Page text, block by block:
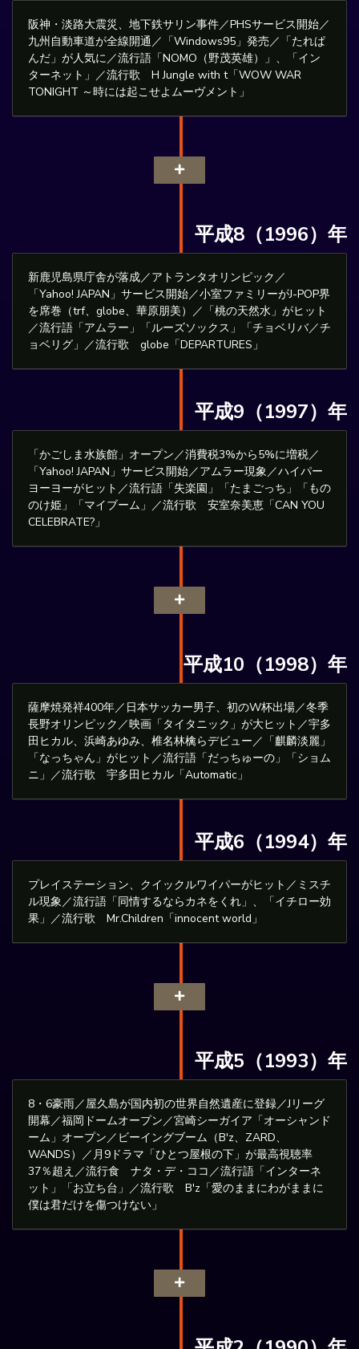
阪神・淡路大震災、地下鉄サリン事件／PHSサービス開始／
九州自動車道が全線開通／「Windows95」発売／「たれぱ
んだ」が人気に／流行語「NOMO（野茂英雄）」、「イン
ターネット」／流行歌 H Jungle with t「WOW WAR
TONIGHT ～時には起こせよムーヴメント」
平成8（1996）年
新鹿児島県庁舎が落成／アトランタオリンピック／
「Yahoo! JAPAN」サービス開始／小室ファミリーがJ-POP界
を席巻（trf、globe、華原朋美）／「桃の天然水」がヒット
／流行語「アムラー」「ルーズソックス」「チョベリバ／チ
ョベリグ」／流行歌 globe「DEPARTURES」
平成9（1997）年
「かごしま水族館」オープン／消費税3%から5%に増税／
「Yahoo! JAPAN」サービス開始／アムラー現象／ハイパー
ヨーヨーがヒット／流行語「失楽園」「たまごっち」「もの
のけ姫」「マイブーム」／流行歌 安室奈美恵「CAN YOU
CELEBRATE?」
平成10（1998）年
薩摩焼発祥400年／日本サッカー男子、初のW杯出場／冬季
長野オリンピック／映画「タイタニック」が大ヒット／宇多
田ヒカル、浜崎あゆみ、椎名林檎らデビュー／「麒麟淡麗」
「なっちゃん」がヒット／流行語「だっちゅーの」「ショム
ニ」／流行歌 宇多田ヒカル「Automatic」
平成6（1994）年
プレイステーション、クイックルワイパーがヒット／ミスチ
ル現象／流行語「同情するならカネをくれ」、「イチロー効
果」／流行歌 Mr.Children「innocent world」
平成5（1993）年
8・6豪雨／屋久島が国内初の世界自然遺産に登録／Jリーグ
開幕／福岡ドームオープン／宮崎シーガイア「オーシャンド
ーム」オープン／ビーイングブーム（B'z、ZARD、
WANDS）／月9ドラマ「ひとつ屋根の下」が最高視聴率
37％超え／流行食 ナタ・デ・ココ／流行語「インターネ
ット」「お立ち台」／流行歌 B'z「愛のままにわがままに
僕は君だけを傷つけない」